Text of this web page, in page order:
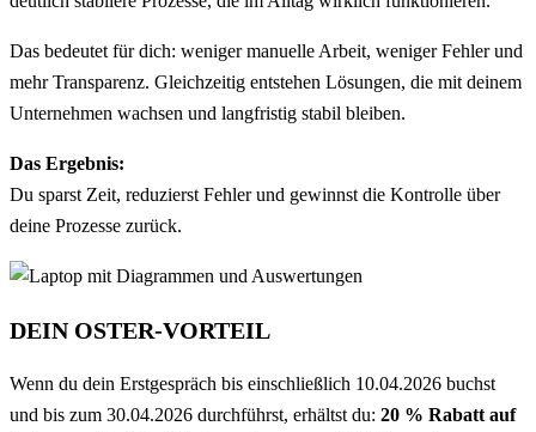
Das bedeutet für dich: weniger manuelle Arbeit, weniger Fehler und
mehr Transparenz. Gleichzeitig entstehen Lösungen, die mit deinem
Unternehmen wachsen und langfristig stabil bleiben.
Das Ergebnis:
Du sparst Zeit, reduzierst Fehler und gewinnst die Kontrolle über
deine Prozesse zurück.
DEIN OSTER-VORTEIL
Wenn du dein Erstgespräch bis einschließlich 10.04.2026 buchst
und bis zum 30.04.2026 durchführst, erhältst du: 20 % Rabatt auf